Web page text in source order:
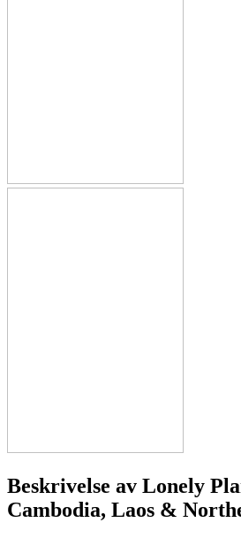
Beskrivelse av Lonely
Cambodia, Laos &